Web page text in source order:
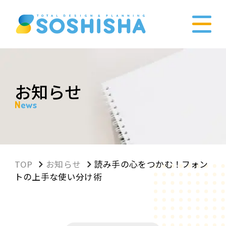
お知らせ
News
TOP お知らせ
読み手の心をつかむ！フォン
トの上手な使い分け術